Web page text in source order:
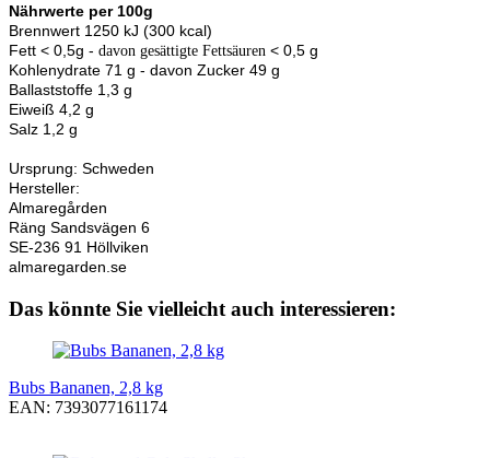
Nährwerte per 100g
Brennwert 1250 kJ (300 kcal)
Fett < 0,5g - davon gesättigte Fettsäuren < 0,5 g
Kohlenydrate 71 g - davon Zucker 49 g
Ballaststoffe 1,3 g
Eiweiß 4,2 g
Salz 1,2 g
Ursprung: Schweden
Hersteller:
Almaregården
Räng Sandsvägen 6
SE-236 91 Höllviken
almaregarden.se
Das könnte Sie vielleicht auch interessieren:
Bubs Bananen, 2,8 kg
EAN: 7393077161174